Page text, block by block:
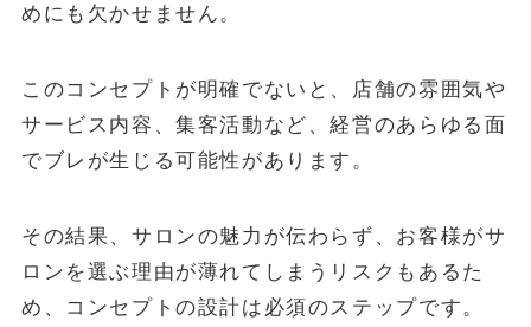
めにも欠かせません。
このコンセプトが明確でないと、店舗の雰囲気や
サービス内容、集客活動など、経営のあらゆる面
でブレが生じる可能性があります。
その結果、サロンの魅力が伝わらず、お客様がサ
ロンを選ぶ理由が薄れてしまうリスクもあるた
め、コンセプトの設計は必須のステップです。